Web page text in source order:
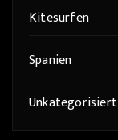
Kitesurfen
Spanien
Unkategorisiert